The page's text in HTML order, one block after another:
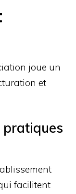
joue un
et
facilitent